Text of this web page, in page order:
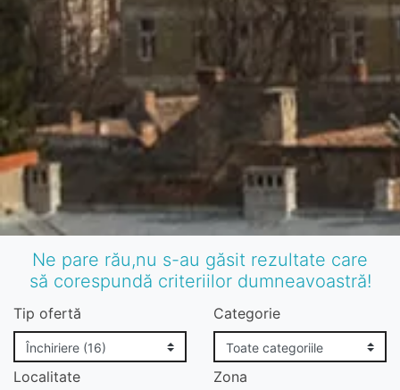
Ne pare rău,nu s-au găsit rezultate care
să corespundă criteriilor dumneavoastră!
Tip ofertă Categorie
Localitate Zona